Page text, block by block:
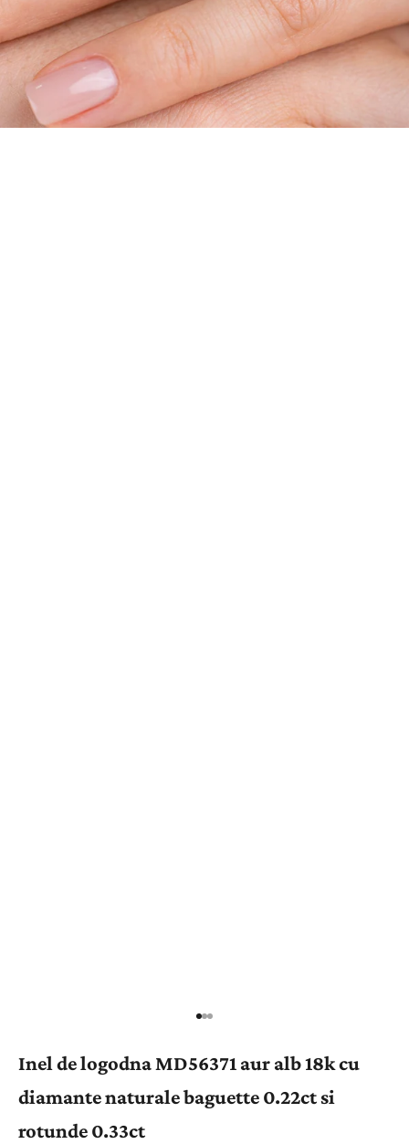
Inel de logodna MD56371 aur alb 18k cu
diamante naturale baguette 0.22ct si
rotunde 0.33ct